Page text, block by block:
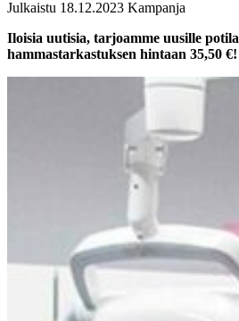
Julkaistu 18.12.2023 Kampanja
Iloisia uutisia, tarjoamme uusille
hammastarkastuksen hintaan 35,50